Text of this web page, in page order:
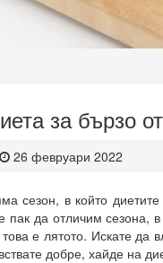
за бързо
26 февруари 2022
сезон, в който
пак да отличим сезона,
е лятото. Искате да
добре, хайде на